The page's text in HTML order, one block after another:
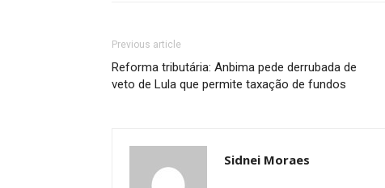
Previous article
Reforma tributária: Anbima pede derrubada de
veto de Lula que permite taxação de fundos
Sidnei Moraes